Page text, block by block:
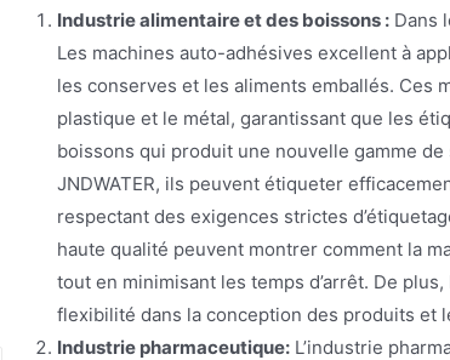
Industrie alimentaire et des boissons : Dans
Les machines auto-adhésives excellent à
les conserves et les aliments emballés. Ces
plastique et le métal, garantissant que les
boissons qui produit une nouvelle gamme
JNDWATER, ils peuvent étiqueter
respectant des exigences strictes
haute qualité peuvent montrer comment la
tout en minimisant les temps d’arrêt. De
flexibilité dans la conception des produits et
Industrie pharmaceutique: L’industrie